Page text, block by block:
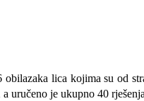
lica kojima su od
uručeno je ukupno 40